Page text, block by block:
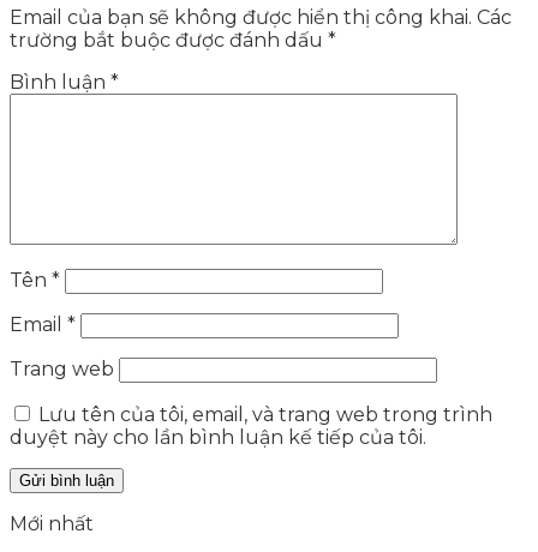
Email của bạn sẽ không được hiển thị công khai. Các
trường bắt buộc được đánh dấu *
Bình luận *
Tên *
Email *
Trang web
Lưu tên của tôi, email, và trang web trong trình
duyệt này cho lần bình luận kế tiếp của tôi.
Mới nhất